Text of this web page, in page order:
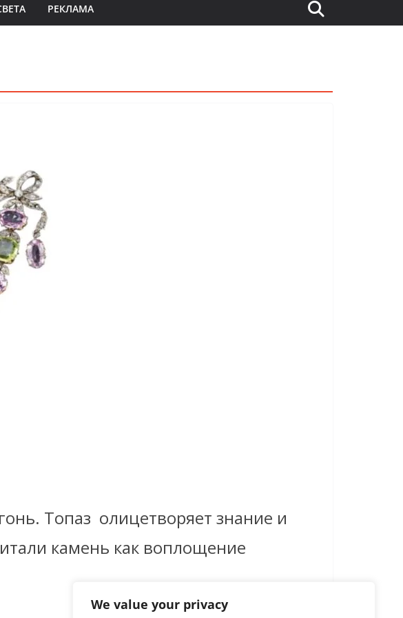
We value your privacy
РЕКЛАМА
Топаз олицетворяет знание и
камень как воплощение